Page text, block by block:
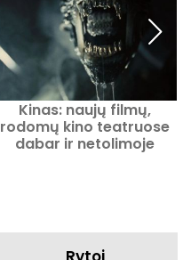
Kinas: naujų filmų,
rodomų kino teatruose
dabar ir netolimoje